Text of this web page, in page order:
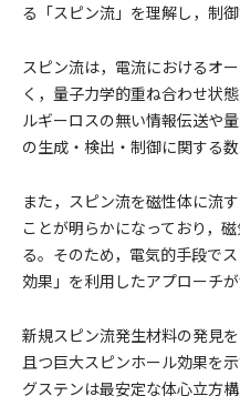
る「スピン流」を理解し，制
スピン流は，電流におけるオ
く，量子力学的重ね合わせ状
ルギーロスの無い情報伝送や
の生成・検出・制御に関する
また，スピン流を磁性体に流
ことが明らかになっており，
る。そのため，電気的手段で
効果」を利用したアプローチが
新規スピン流発生材料の発見
且つ巨大スピンホール効果を
グステンは最安定な体心立方